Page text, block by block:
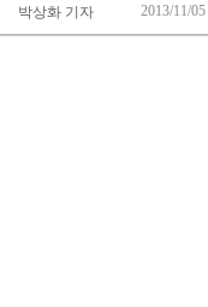
박상화 기자 2013/11/05